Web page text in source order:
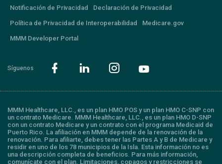
Notificación de Privacidad Declaración de Privacidad
Política de Privacidad de Interoperabilidad Medicare.gov
MMM Developer Portal
Síguenos
MMM Healthcare, LLC., es un plan HMO POS y un plan HMO C-SNP con
un contrato Medicare. MMM Healthcare, LLC., es un plan HMO D-SNP
con un contrato Medicare y un contrato con el programa Medicaid de
Puerto Rico. La afiliación en MMM depende de la renovación de la
renovación. Para afiliarte, debes tener las Partes A y B de Medicare y
residir en uno de los 78 municipios de la Isla. Esta información no es
una descripción completa de beneficios. Para más información,
comunícate con el plan. Limitaciones, copagos y restricciones se